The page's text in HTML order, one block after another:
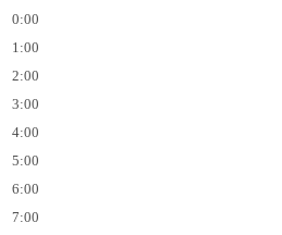
0:00
1:00
2:00
3:00
4:00
5:00
6:00
7:00